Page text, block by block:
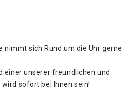
nimmt sich Rund um die Uhr gerne
einer unserer freundlichen und
sofort bei Ihnen sein!